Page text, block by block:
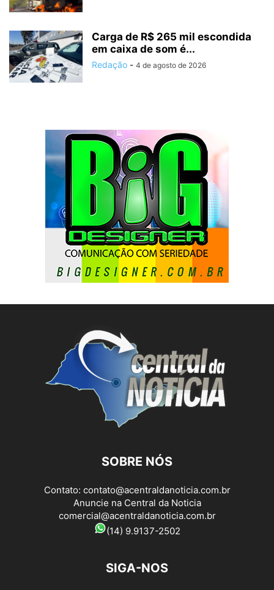
Carga de R$ 265 mil escondida
em caixa de som é...
Redação - 4 de agosto de 2026
SOBRE NÓS
Contato: contato@acentraldanoticia.com.br
Anuncie na Central da Noticia
comercial@acentraldanoticia.com.br
(14) 9.9137-2502
SIGA-NOS